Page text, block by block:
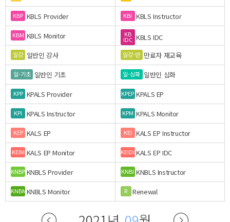
KBP KBLS Provider KBI KBLS Instructor
KBM KBLS Monitor KB
IDC KBLS IDC
일강 일반인 강사 일강-만 만료자 재교육
일-기초 일반인 기초 일-심화 일반인 심화
KPP KPALS Provider KPEP KPALS EP
KPI KPALS Instructor KPM KPALS Monitor
KEP KALS EP KEI KALS EP Instructor
KEIM KALS EP Monitor KEIDCKALS EP IDC
KNBPKNBLS Provider KNBI KNBLS Instructor
KNBMKNBLS Monitor R Renewal